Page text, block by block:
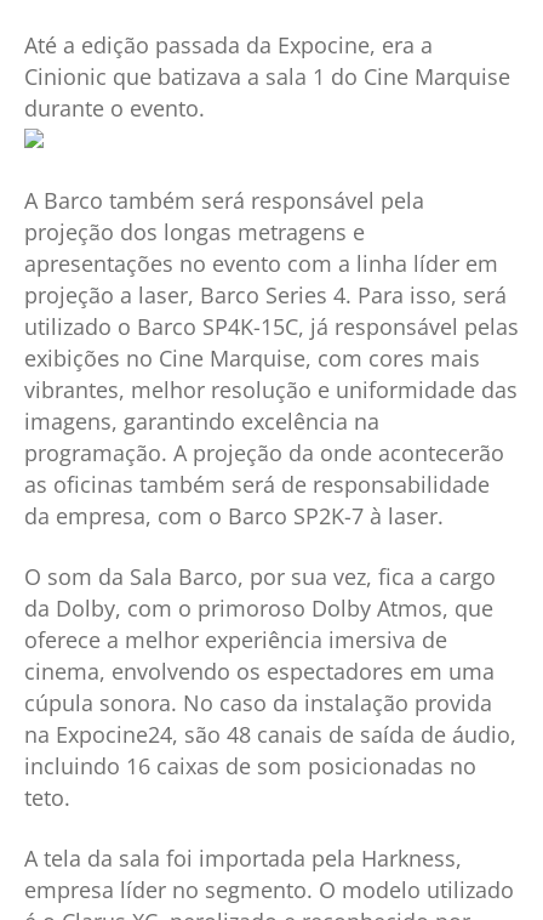
Até a edição passada da Expocine, era a
Cinionic que batizava a sala 1 do Cine Marquise
durante o evento.
A Barco também será responsável pela
projeção dos longas metragens e
apresentações no evento com a linha líder em
projeção a laser, Barco Series 4. Para isso, será
utilizado o Barco SP4K-15C, já responsável pelas
exibições no Cine Marquise, com cores mais
vibrantes, melhor resolução e uniformidade das
imagens, garantindo excelência na
programação. A projeção da onde acontecerão
as oficinas também será de responsabilidade
da empresa, com o Barco SP2K-7 à laser.
O som da Sala Barco, por sua vez, fica a cargo
da Dolby, com o primoroso Dolby Atmos, que
oferece a melhor experiência imersiva de
cinema, envolvendo os espectadores em uma
cúpula sonora. No caso da instalação provida
na Expocine24, são 48 canais de saída de áudio,
incluindo 16 caixas de som posicionadas no
teto.
A tela da sala foi importada pela Harkness,
empresa líder no segmento. O modelo utilizado